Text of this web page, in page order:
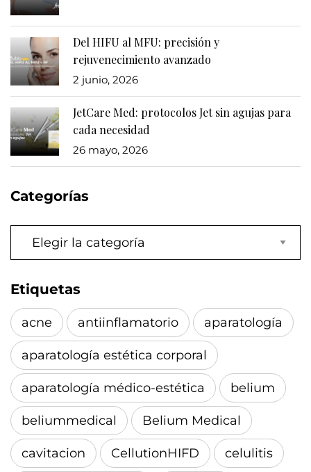
Del HIFU al MFU: precisión y
rejuvenecimiento avanzado
2 junio, 2026
JetCare Med: protocolos Jet sin agujas para
cada necesidad
26 mayo, 2026
Categorías
Categorías
Etiquetas
acne antiinflamatorio aparatología
aparatología estética corporal
aparatología médico-estética belium
beliummedical Belium Medical
cavitacion CellutionHIFD celulitis